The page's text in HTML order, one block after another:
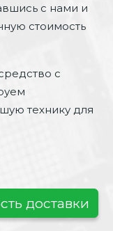
с нами и
стоимость
с
технику для
доставки